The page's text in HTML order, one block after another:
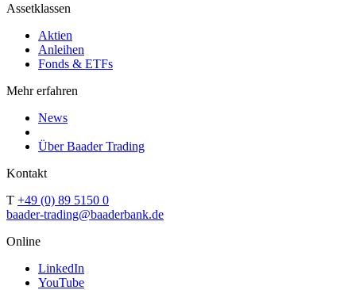
Assetklassen
Aktien
Anleihen
Fonds & ETFs
Mehr erfahren
News
Über Baader Trading
Kontakt
T +49 (0) 89 5150 0
baader-trading@baaderbank.de
Online
LinkedIn
YouTube